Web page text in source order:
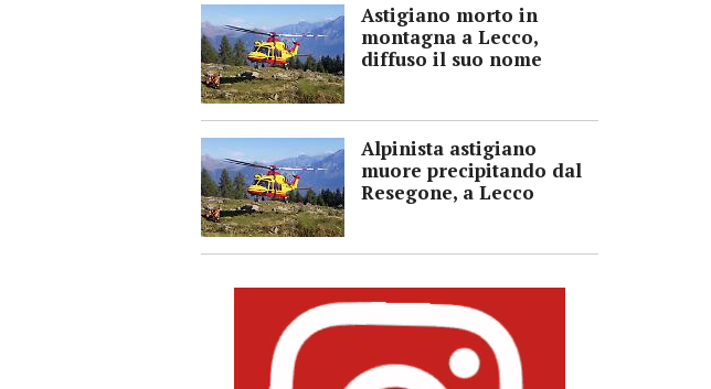
Astigiano morto in
montagna a Lecco,
diffuso il suo nome
Alpinista astigiano
muore precipitando dal
Resegone, a Lecco